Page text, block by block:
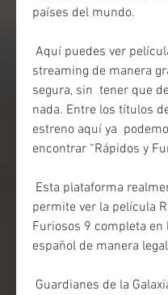
países del mundo.
streaming de manera
segura, sin  tener que
nada. Entre los títulos
estreno aquí ya
encontrar “Rápidos y
permite ver la película
Furiosos 9 completa en
español de manera